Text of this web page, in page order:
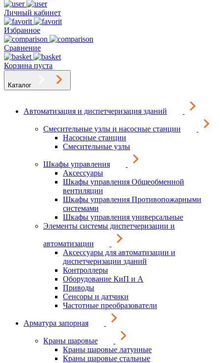
Личный кабинет
Избранное
Сравнение
Корзина пуста
Каталог
Автоматизация и диспетчеризация зданий
Смесительные узлы и насосные станции
Насосные станции
Смесительные узлы
Шкафы управления
Аксессуары
Шкафы управления Общеобменной
вентиляции
Шкафы управления Противопожарными
системами
Шкафы управления универсальные
Элементы системы диспетчеризации и
автоматизации
Аксессуары для автоматизации и
диспетчеризации зданий
Контроллеры
Оборудование КиП и А
Приводы
Сенсоры и датчики
Частотные преобразователи
Арматура запорная
Краны шаровые
Краны шаровые латунные
Краны шаровые стальные